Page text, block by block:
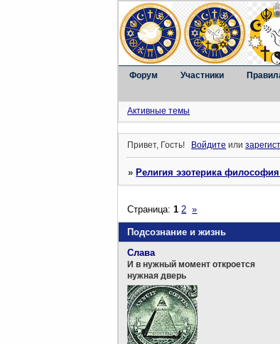
Форум Участники
Активные темы
Привет, Гость! Войдите или
»Религия эзотерика
Подсознание и жизнь
Страница:1 2 »
Слава
И в нужный момент откроется
нужная дверь